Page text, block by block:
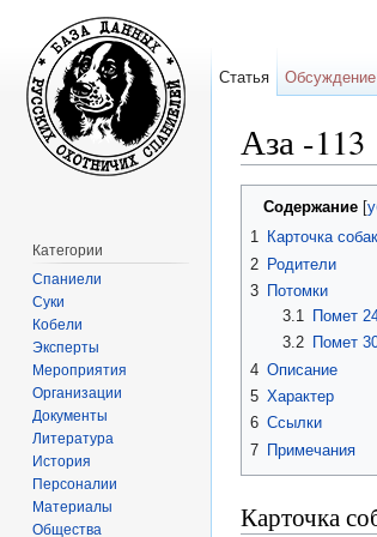
Аза -113
Содержание
1 Карточка
2 Родители
3 Потомки
3.1
Помет
3.2
Помет
4 Описание
5 Характер
6 Ссылки
7 Примечания
Карточка
Статья Обсуждение
Категории
Спаниели
Суки
Кобели
Эксперты
Мероприятия
Организации
Документы
Литература
История
Персоналии
Материалы
Общества